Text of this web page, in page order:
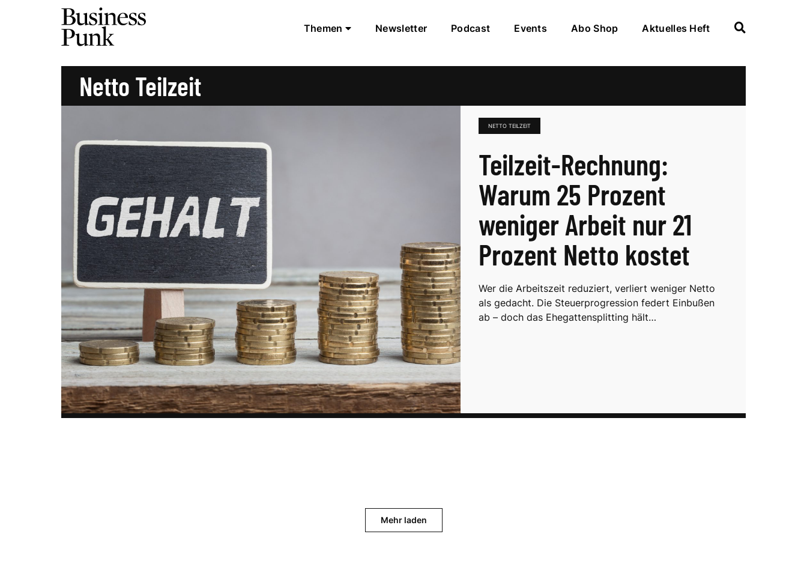
Themen Newsletter Podcast Events Abo Shop Aktuelles Heft
Netto Teilzeit
NETTO TEILZEIT
Teilzeit-Rechnung:
Warum 25 Prozent
weniger Arbeit nur 21
Prozent Netto kostet
Wer die Arbeitszeit reduziert, verliert weniger Netto
als gedacht. Die Steuerprogression federt Einbußen
ab – doch das Ehegattensplitting hält…
Mehr laden